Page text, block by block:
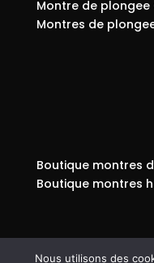
Montre de plongee
Montres de
Boutique montres
Boutique montres
Nous utilisons des